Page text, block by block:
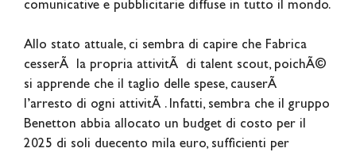
comunicative e pubblicitarie diffuse in tutto il mondo.
Allo stato attuale, ci sembra di capire che Fabrica
cesserÃ la propria attivitÃ di talent scout, poichÃ©
si apprende che il taglio delle spese, causerÃ
l’arresto di ogni attivitÃ . Infatti, sembra che il gruppo
Benetton abbia allocato un budget di costo per il
2025 di soli duecento mila euro, sufficienti per